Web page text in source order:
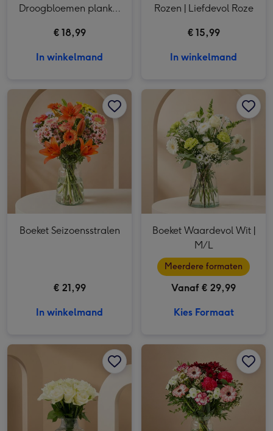
Droogbloemen plankje
€ 18,99
In winkelmand
Rozen | Liefdevol Roze
€ 15,99
In winkelmand
Boeket Seizoensstralen afbeelding 2
Boeket Seizoensstralen
€ 21,99
In winkelmand
Boeket Waardevol Wit |
M/L
Meerdere formaten
Vanaf € 29,99
Kies Formaat
Brievenbusbloemen | Rozen | Wit afbeelding 2